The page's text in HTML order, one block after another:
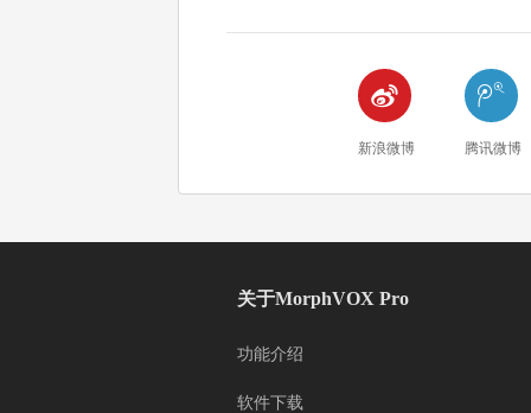

新浪微博

腾讯微博
关于MorphVOX Pro
功能介绍
软件下载